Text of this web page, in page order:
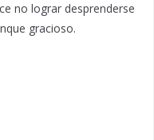
no lograr desprenderse
gracioso.